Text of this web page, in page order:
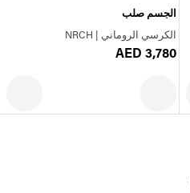
الجسم صلب
الكرسي الروماني | NRCH
AED 3,780